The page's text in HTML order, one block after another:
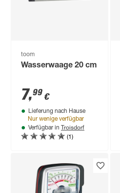
toom
Wasserwaage 20 cm
7,99 €
Lieferung nach Hause
Nur wenige verfügbar
Verfügbar in Troisdorf
(1)